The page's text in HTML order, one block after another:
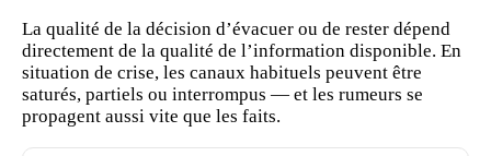
La qualité de la décision d’évacuer ou de rester dépend
directement de la qualité de l’information disponible. En
situation de crise, les canaux habituels peuvent être
saturés, partiels ou interrompus — et les rumeurs se
propagent aussi vite que les faits.